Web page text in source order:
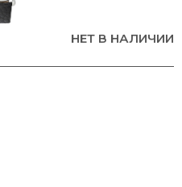
НЕТ В НАЛИЧИИ